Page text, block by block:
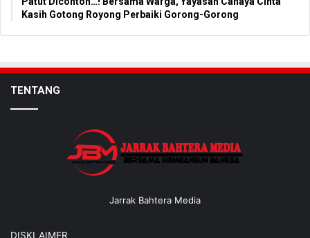
Kasih Gotong Royong Perbaiki Gorong-Gorong
TENTANG
Jarrak Bahtera Media
DISKLAIMER